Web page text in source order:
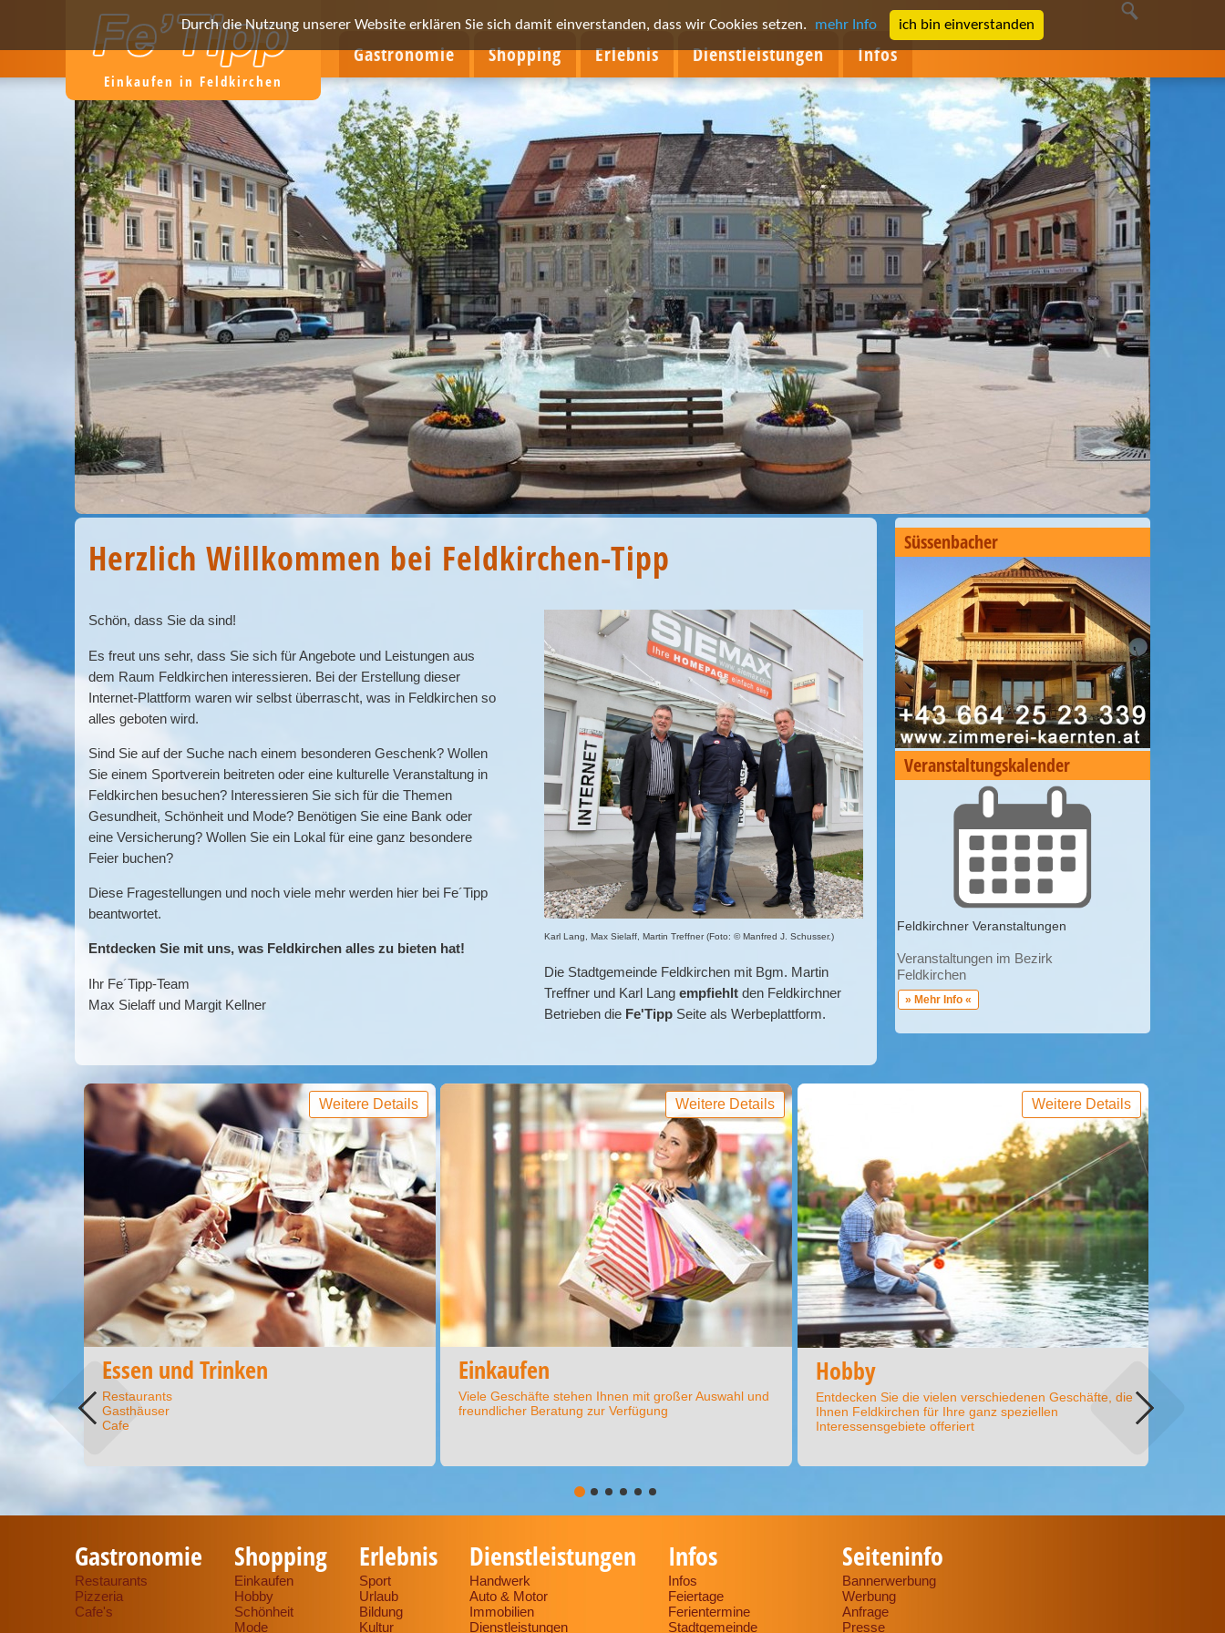
Durch die Nutzung unserer Website erklären Sie sich damit einverstanden, dass wir Cookies setzen. mehr Info ich bin einverstanden
Einkaufen in Feldkirchen
Gastronomie Shopping Erlebnis Dienstleistungen Infos
Herzlich Willkommen bei Feldkirchen-Tipp
Schön, dass Sie da sind!
Es freut uns sehr, dass Sie sich für Angebote und Leistungen aus
dem Raum Feldkirchen interessieren. Bei der Erstellung dieser
Internet-Plattform waren wir selbst überrascht, was in Feldkirchen so
alles geboten wird.
Sind Sie auf der Suche nach einem besonderen Geschenk? Wollen
Sie einem Sportverein beitreten oder eine kulturelle Veranstaltung in
Feldkirchen besuchen? Interessieren Sie sich für die Themen
Gesundheit, Schönheit und Mode? Benötigen Sie eine Bank oder
eine Versicherung? Wollen Sie ein Lokal für eine ganz besondere
Feier buchen?
Diese Fragestellungen und noch viele mehr werden hier bei Fe´Tipp
beantwortet.
Entdecken Sie mit uns, was Feldkirchen alles zu bieten hat!
Ihr Fe´Tipp-Team
Max Sielaff und Margit Kellner
Karl Lang, Max Sielaff, Martin Treffner (Foto: © Manfred J. Schusser.)
Die Stadtgemeinde Feldkirchen mit Bgm. Martin
Treffner und Karl Lang empfiehlt den Feldkirchner
Betrieben die Fe'Tipp Seite als Werbeplattform.
Süssenbacher
Veranstaltungskalender
Feldkirchner Veranstaltungen
Veranstaltungen im Bezirk
Feldkirchen
» Mehr Info «
Essen und Trinken
Restaurants
Gasthäuser
Cafe
Weitere Details
Einkaufen
Viele Geschäfte stehen Ihnen mit großer Auswahl und
freundlicher Beratung zur Verfügung
Weitere Details
Hobby
Entdecken Sie die vielen verschiedenen Geschäfte, die
Ihnen Feldkirchen für Ihre ganz speziellen
Interessensgebiete offeriert
Weitere Details
Gastronomie
Restaurants
Pizzeria
Cafe's
Shopping
Einkaufen
Hobby
Schönheit
Mode
Erlebnis
Sport
Urlaub
Bildung
Kultur
Dienstleistungen
Handwerk
Auto & Motor
Immobilien
Dienstleistungen
Infos
Infos
Feiertage
Ferientermine
Stadtgemeinde
Seiteninfo
Bannerwerbung
Werbung
Anfrage
Presse